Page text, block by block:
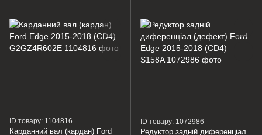
ID товару: 1104816
Карданний вал (кардан) Ford
ID товару: 1072986
Редуктор задній диференціал